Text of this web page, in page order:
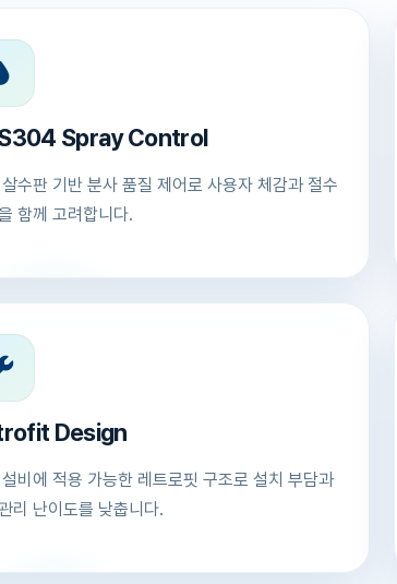
Spray Control
수판 기반 분사 품질 제어로 사용자 체감과 절수
함께 고려합니다.
Design
비에 적용 가능한 레트로핏 구조로 설치 부담과
리 난이도를 낮춥니다.